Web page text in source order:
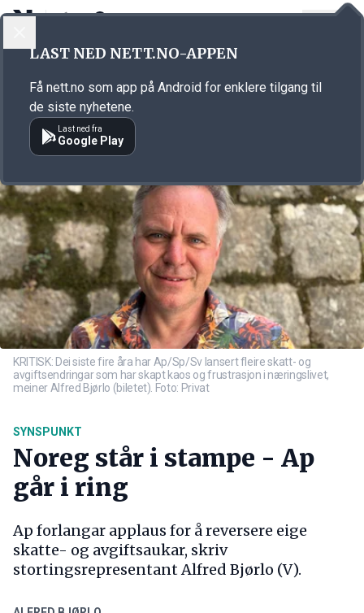
Annonsørinnhold
KRITISK: Dei siste fire åra har Ap/Sp/Sv lansert fleire skatt- og
avgiftsendringar som har skapt kaos og frustrasjon i næringslivet,
meiner Alfred Bjørlo (biletet). Foto: Privat
SYNSPUNKT
Noreg står i stampe - Ap
går i ring
Ap forlangar applaus for å reversere eige
skatte- og avgiftsaukar, skriv
stortingsrepresentant Alfred Bjørlo (V).
LAST NED NETT.NO-APPEN
Få nett.no som app på Android for enklere tilgang til
de siste nyhetene.
Last ned fra
Google Play